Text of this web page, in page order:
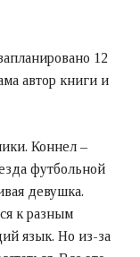
12
автор книги и
Коннел –
футбольной
девушка.
к разным
язык. Но из-за